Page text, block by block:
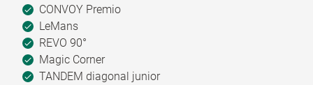
CONVOY Premio
LeMans
REVO 90°
Magic Corner
TANDEM diagonal junior